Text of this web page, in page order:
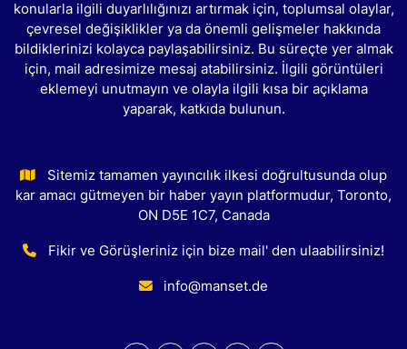
konularla ilgili duyarlılığınızı artırmak için, toplumsal olaylar,
çevresel değişiklikler ya da önemli gelişmeler hakkında
bildiklerinizi kolayca paylaşabilirsiniz. Bu süreçte yer almak
için, mail adresimize mesaj atabilirsiniz. İlgili görüntüleri
eklemeyi unutmayın ve olayla ilgili kısa bir açıklama
yaparak, katkıda bulunun.
Sitemiz tamamen yayıncılık ilkesi doğrultusunda olup
kar amacı gütmeyen bir haber yayın platformudur, Toronto,
ON D5E 1C7, Canada
Fikir ve Görüşleriniz için bize mail' den ulaabilirsiniz!
info@manset.de